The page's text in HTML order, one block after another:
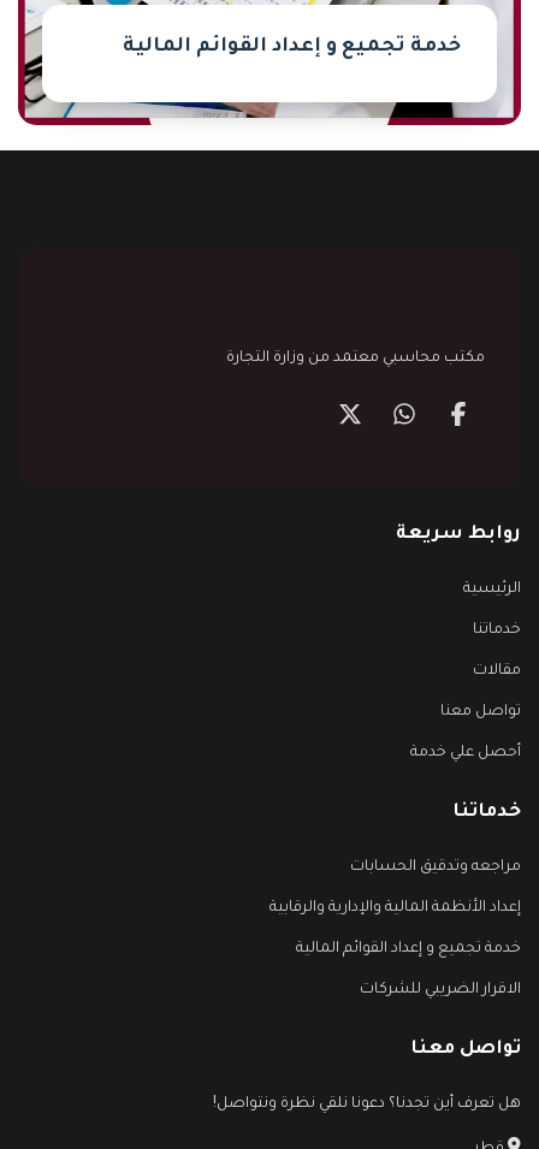
خدمة تجميع و إعداد القوائم المالية
مكتب محاسبي معتمد من وزارة التجارة
روابط سريعة
الرئيسية
خدماتنا
مقالات
تواصل معنا
أحصل علي خدمة
خدماتنا
مراجعه وتدقيق الحسابات
إعداد الأنظمة المالية والإدارية والرقابية
خدمة تجميع و إعداد القوائم المالية
الاقرار الضريبي للشركات
تواصل معنا
هل تعرف أين تجدنا؟ دعونا نلقي نظرة ونتواصل!